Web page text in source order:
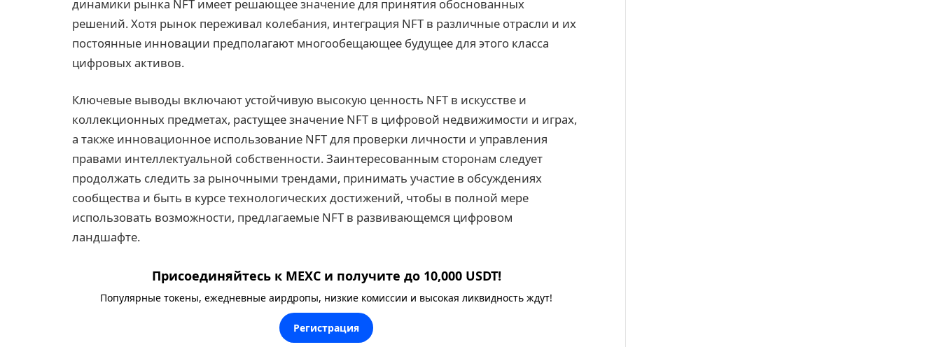
динамики рынка NFT имеет решающее значение для принятия обоснованных
решений. Хотя рынок переживал колебания, интеграция NFT в различные отрасли и их
постоянные инновации предполагают многообещающее будущее для этого класса
цифровых активов.
Ключевые выводы включают устойчивую высокую ценность NFT в искусстве и
коллекционных предметах, растущее значение NFT в цифровой недвижимости и играх,
а также инновационное использование NFT для проверки личности и управления
правами интеллектуальной собственности. Заинтересованным сторонам следует
продолжать следить за рыночными трендами, принимать участие в обсуждениях
сообщества и быть в курсе технологических достижений, чтобы в полной мере
использовать возможности, предлагаемые NFT в развивающемся цифровом
ландшафте.
Присоединяйтесь к MEXC и получите до 10,000 USDT!
Популярные токены, ежедневные аирдропы, низкие комиссии и высокая ликвидность ждут!
Регистрация